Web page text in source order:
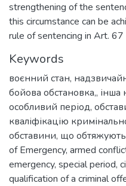
strengthening of the
this circumstance can be
rule of sentencing in Art. 67
Keywords
воєнний стан,
бойова обстановка,, інша
особливий період,
кваліфікацію
обставини, що
of Emergency, armed
emergency, special period,
qualification of a criminal